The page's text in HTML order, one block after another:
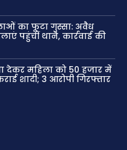
का फूटा गुस्सा: अवैध
पहुंचीं थाने, कार्रवाई की
देकर महिला को 50 हजार में
शादी; 3 आरोपी गिरफ्तार